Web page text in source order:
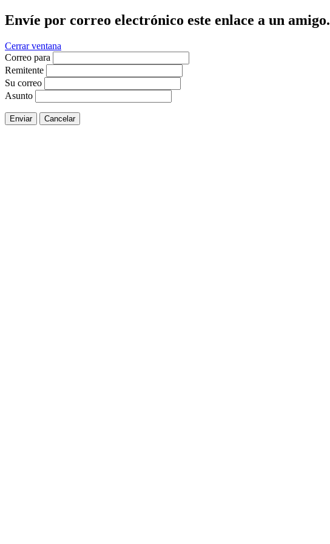
Envíe por correo electrónico este enlace a un amigo.
Cerrar ventana
Correo para
Remitente
Su correo
Asunto
Enviar Cancelar